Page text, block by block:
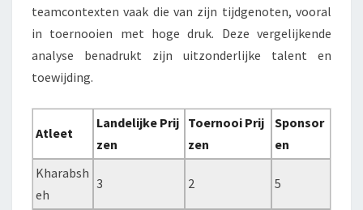
teamcontexten vaak die van zijn tijdgenoten, vooral
in toernooien met hoge druk. Deze vergelijkende
analyse benadrukt zijn uitzonderlijke talent en
toewijding.
Atleet
Landelijke Prij
zen
Toernooi Prij
zen
Sponsor
en
Kharabsh
eh
3 2 5